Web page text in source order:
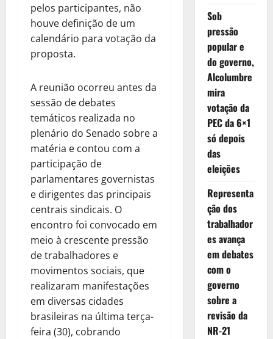
pelos participantes, não
houve definição de um
calendário para votação da
proposta.
A reunião ocorreu antes da
sessão de debates
temáticos realizada no
plenário do Senado sobre a
matéria e contou com a
participação de
parlamentares governistas
e dirigentes das principais
centrais sindicais. O
encontro foi convocado em
meio à crescente pressão
de trabalhadores e
movimentos sociais, que
realizaram manifestações
em diversas cidades
brasileiras na última terça-
feira (30), cobrando
Sob
pressão
popular e
do governo,
Alcolumbre
mira
votação da
PEC da 6×1
só depois
das
eleições
Representa
ção dos
trabalhador
es avança
em debates
com o
governo
sobre a
revisão da
NR-21